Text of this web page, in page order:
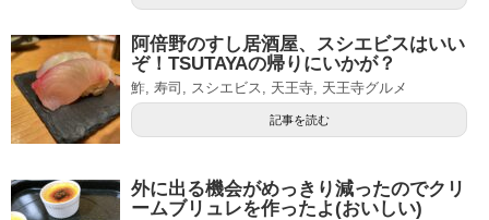
阿倍野のすし居酒屋、スシエビスはいい
ぞ！TSUTAYAの帰りにいかが？
鮓, 寿司, スシエビス, 天王寺, 天王寺グルメ
記事を読む
外に出る機会がめっきり減ったのでクリ
ームブリュレを作ったよ(おいしい)